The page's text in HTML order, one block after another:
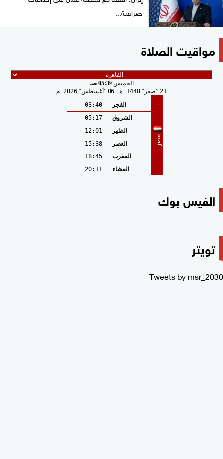
جغرافية...
مواقيت الصلاة
الخميس05:39 صـ
21 صفر 1448 هـ 06 أغسطس 2026 م
مصر
الفجر
03:40
الشروق
05:17
الظهر
12:01
العصر
15:38
المغرب
18:45
العشاء
20:11
الفيس بوك
تويتر
Tweets by msr_2030